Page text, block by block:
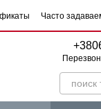
Часто
Договор